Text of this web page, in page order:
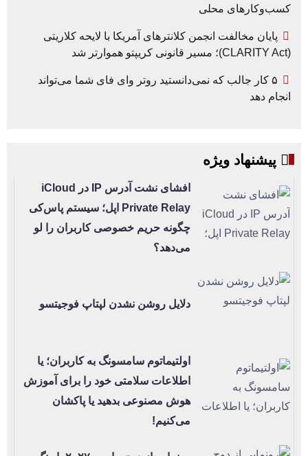
کسب‌وکارهای محلی
پایان مخالفت انجمن کلانترهای آمریکا با لایحه کلاریتی
(CLARITY Act)؛ مسیر قانونی کریپتو هموارتر شد
۵ کار جالب که نمی‌دانستید روتر وای فای شما می‌تواند
انجام دهد
پیشنهاد ویژه
افشای نشت آدرس IP در iCloud
Private Relay اپل؛ سیستم پاس‌کی
چگونه حریم خصوصی کاربران را لو
می‌دهد؟
دلایل روشن نشدن لپتاپ فوجیتسو
اولتیماتوم سامسونگ به کاربران؛ یا
اطلاعات سلامتی خود را برای آموزش
هوش مصنوعی بدهید یا پاکشان
می‌کنیم!